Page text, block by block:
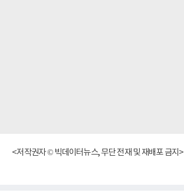
<저작권자 © 빅데이터뉴스, 무단 전재 및 재배포 금지>